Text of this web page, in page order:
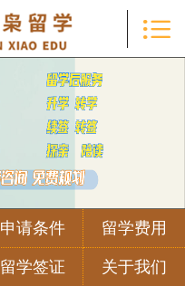
 首页
院校列表
申请条件
留学费用
成功案例

申请条件 留学费用
留学签证 关于我们